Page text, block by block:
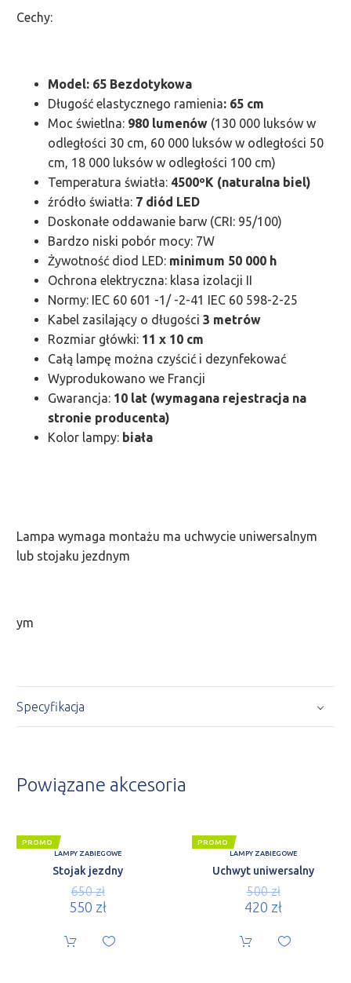
Cechy:
Model: 65 Bezdotykowa
Długość elastycznego ramienia: 65 cm
Moc świetlna: 980 lumenów (130 000 luksów w
odległości 30 cm, 60 000 luksów w odległości 50
cm, 18 000 luksów w odległości 100 cm)
Temperatura światła: 4500ºK (naturalna biel)
źródło światła: 7 diód LED
Doskonałe oddawanie barw (CRI: 95/100)
Bardzo niski pobór mocy: 7W
Żywotność diod LED: minimum 50 000 h
Ochrona elektryczna: klasa izolacji II
Normy: IEC 60 601 -1/ -2-41 IEC 60 598-2-25
Kabel zasilający o długości 3 metrów
Rozmiar główki: 11 x 10 cm
Całą lampę można czyścić i dezynfekować
Wyprodukowano we Francji
Gwarancja: 10 lat (wymagana rejestracja na
stronie producenta)
Kolor lampy: biała
Lampa wymaga montażu ma uchwycie uniwersalnym
lub stojaku jezdnym
ym
Specyfikacja
Powiązane akcesoria
PROMO
LAMPY ZABIEGOWE
Stojak jezdny
650zł
550 zł
PROMO
LAMPY ZABIEGOWE
Uchwyt uniwersalny
500zł
420 zł